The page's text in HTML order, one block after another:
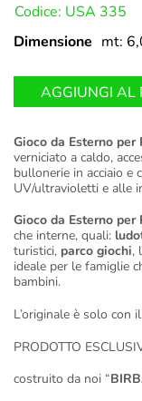
Codice: USA 335
Dimensione mt:
AGGIUNGI AL
Gioco da Esterno per
verniciato a caldo,
bullonerie in acciaio e
UV/ultravioletti e alle
Gioco da Esterno per
che interne, quali:
turistici, parco giochi,
ideale per le famiglie
bambini.
L’originale è solo con
PRODOTTO
costruito da noi “